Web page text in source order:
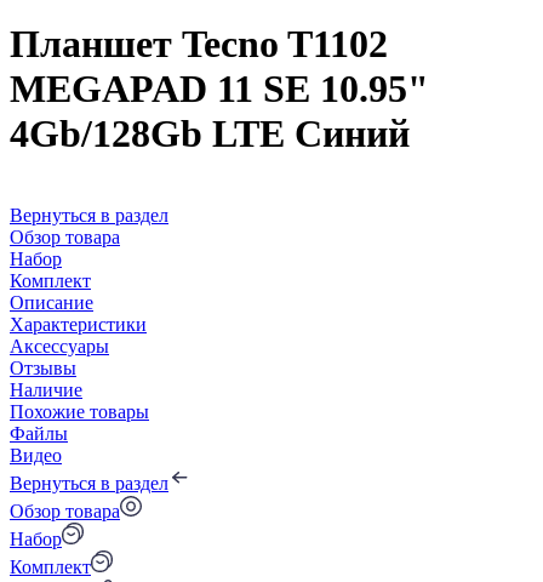
Планшет Tecno T1102
MEGAPAD 11 SE 10.95"
4Gb/128Gb LTE Синий
Вернуться в раздел
Обзор товара
Набор
Комплект
Описание
Характеристики
Аксессуары
Отзывы
Наличие
Похожие товары
Файлы
Видео
Вернуться в раздел
Обзор товара
Набор
Комплект